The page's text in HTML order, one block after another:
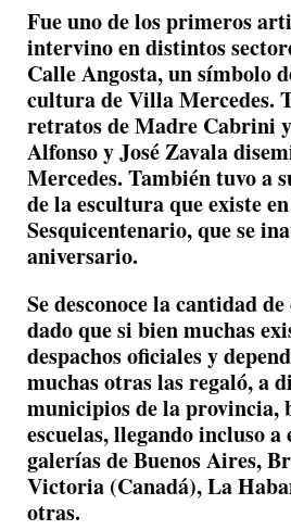
Fue uno de los primeros
intervino en distintos
Calle Angosta, un símbolo
cultura de Villa Mercedes.
retratos de Madre Cabrini
Alfonso y José Zavala
Mercedes. También tuvo a
de la escultura que existe
Sesquicentenario, que se
aniversario.
Se desconoce la cantidad
dado que si bien muchas
despachos oficiales y
muchas otras las regaló, a
municipios de la provincia,
escuelas, llegando incluso a
galerías de Buenos Aires,
Victoria (Canadá), La
otras.